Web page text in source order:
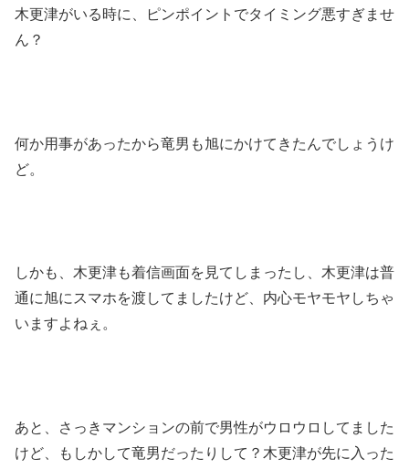
木更津がいる時に、ピンポイントでタイミング悪すぎませ
ん？
何か用事があったから竜男も旭にかけてきたんでしょうけ
ど。
しかも、木更津も着信画面を見てしまったし、木更津は普
通に旭にスマホを渡してましたけど、内心モヤモヤしちゃ
いますよねぇ。
あと、さっきマンションの前で男性がウロウロしてました
けど、もしかして竜男だったりして？木更津が先に入った